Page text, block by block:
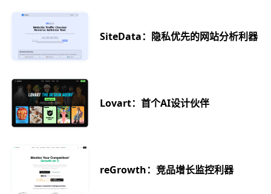
SiteData：隐私优先的网站分析利器
Lovart：首个AI设计伙伴
reGrowth：竞品增长监控利器